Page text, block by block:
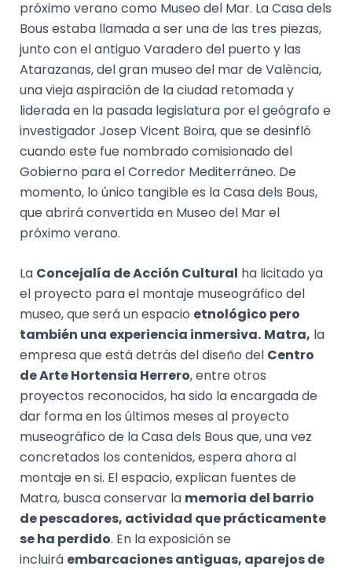
próximo verano como Museo del Mar. La Casa dels
Bous estaba llamada a ser una de las tres piezas,
junto con el antiguo Varadero del puerto y las
Atarazanas, del gran museo del mar de València,
una vieja aspiración de la ciudad retomada y
liderada en la pasada legislatura por el geógrafo e
investigador Josep Vicent Boira, que se desinfló
cuando este fue nombrado comisionado del
Gobierno para el Corredor Mediterráneo. De
momento, lo único tangible es la Casa dels Bous,
que abrirá convertida en Museo del Mar el
próximo verano.
La Concejalía de Acción Cultural ha licitado ya
el proyecto para el montaje museográfico del
museo, que será un espacio etnológico pero
también una experiencia inmersiva. Matra, la
empresa que está detrás del diseño del Centro
de Arte Hortensia Herrero, entre otros
proyectos reconocidos, ha sido la encargada de
dar forma en los últimos meses al proyecto
museográfico de la Casa dels Bous que, una vez
concretados los contenidos, espera ahora al
montaje en si. El espacio, explican fuentes de
Matra, busca conservar la memoria del barrio
de pescadores, actividad que prácticamente
se ha perdido. En la exposición se
incluirá embarcaciones antiguas, aparejos de